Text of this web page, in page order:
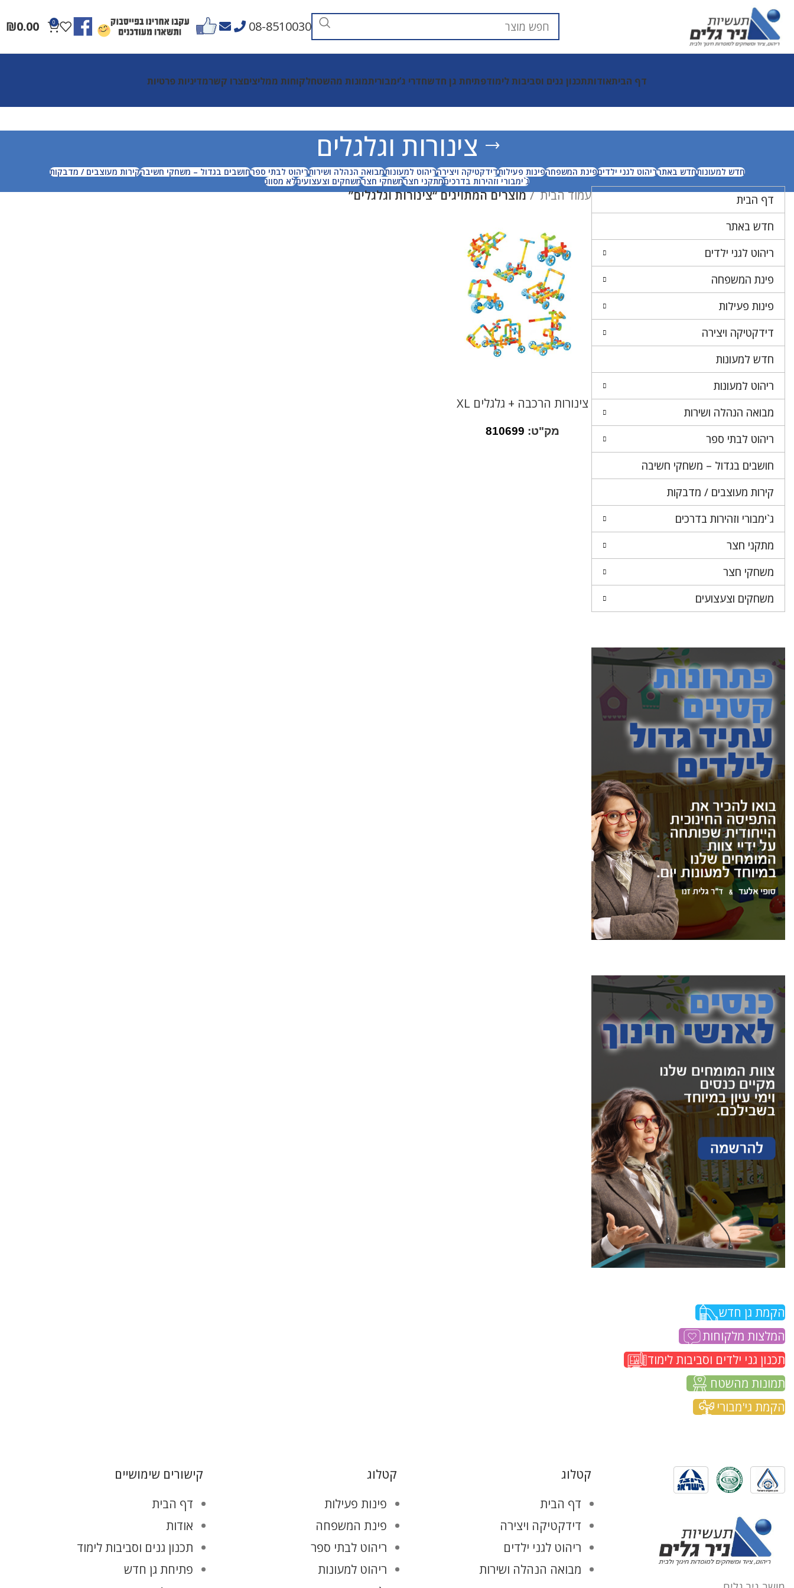
08-8510030
0
₪0.00
דף הביתאודותתכנון גנים וסביבות לימודפתיחת גן חדשחדרי ג’ימבוריתמונות מהשטחלקוחות ממליציםצרו קשרמדיניות פרטיות
צינורות וגלגלים
חדש למעונותחדש באתרריהוט לגני ילדיםפינת המשפחהפינות פעילותדידקטיקה ויצירהריהוט למעונותמבואה הנהלה ושירותריהוט לבתי ספרחושבים בגדול – משחקי חשיבהקירות מעוצבים / מדבקות
ג`ימבורי וזהירות בדרכיםמתקני חצרמשחקי חצרמשחקים וצעצועיםלא מסווג
דף הבית
חדש באתר
ריהוט לגני ילדים
פינת המשפחה
פינות פעילות
דידקטיקה ויצירה
חדש למעונות
ריהוט למעונות
מבואה הנהלה ושירות
ריהוט לבתי ספר
חושבים בגדול – משחקי חשיבה
קירות מעוצבים / מדבקות
ג`ימבורי וזהירות בדרכים
מתקני חצר
משחקי חצר
משחקים וצעצועים
הקמת גן חדש
המלצות מלקוחות
תכנון גני ילדים וסביבות לימוד
תמונות מהשטח
הקמת גי'מבורי
עמוד הבית מוצרים המתויגים “צינורות וגלגלים”
צינורות הרכבה + גלגלים XL
מק"ט: 810699
קטלוג
דף הבית
דידקטיקה ויצירה
ריהוט לגני ילדים
מבואה הנהלה ושירות
קטלוג
פינות פעילות
פינת המשפחה
ריהוט לבתי ספר
ריהוט למעונות
קישורים שימושיים
דף הבית
אודות
תכנון גנים וסביבות לימוד
פתיחת גן חדש